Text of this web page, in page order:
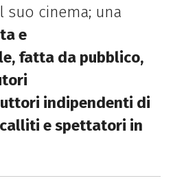
suo cinema; una
e
fatta da pubblico,
indipendenti di
espettatori in